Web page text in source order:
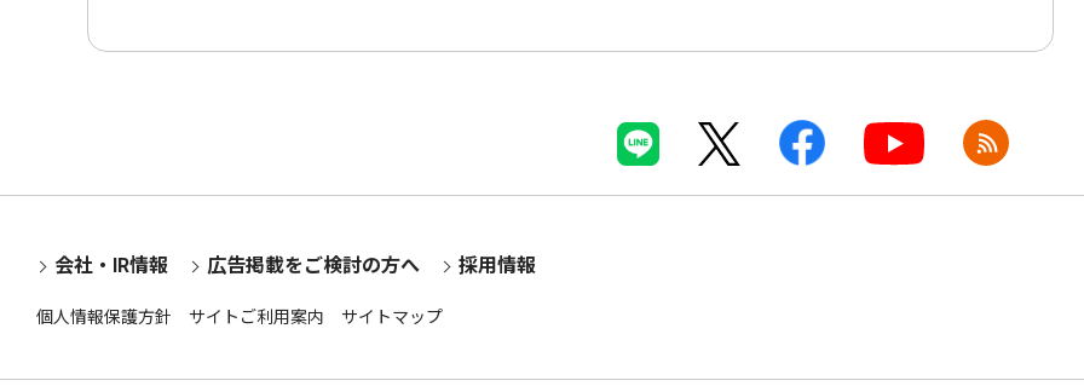
会社・IR情報 広告掲載をご検討の方へ 採用情報
個人情報保護方針 サイトご利用案内 サイトマップ